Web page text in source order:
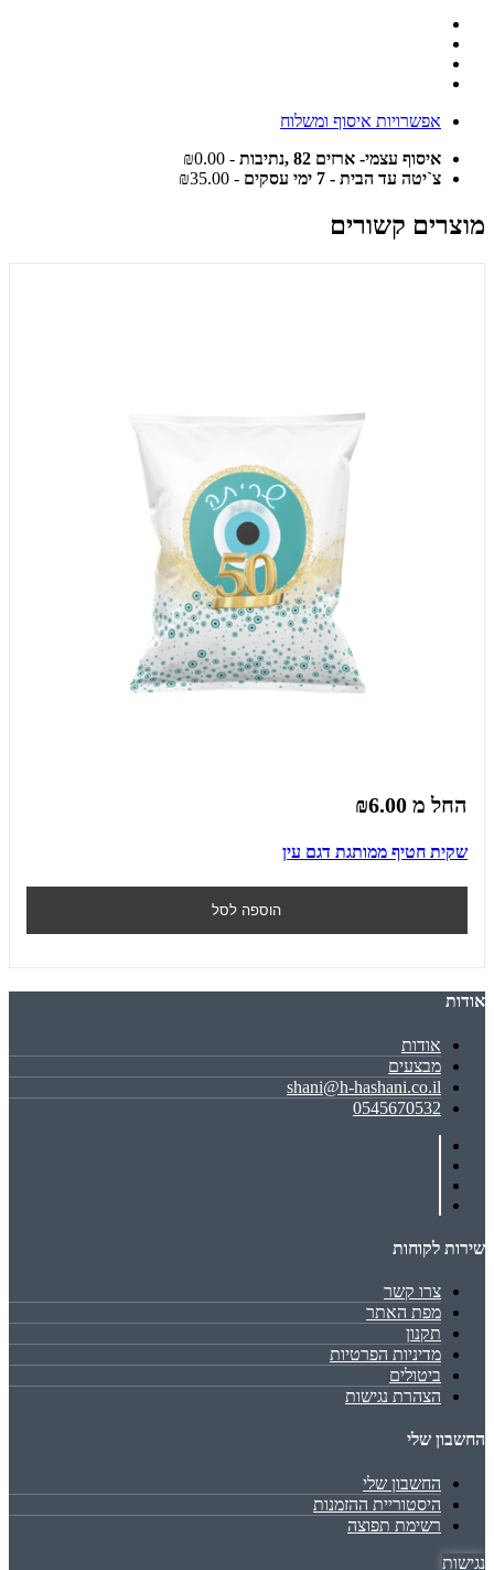
אפשרויות איסוף ומשלוח
איסוף עצמי- ארזים 82 ,נתיבות
- ₪0.00
צ`יטה עד הבית - 7 ימי עסקים
- ₪35.00
מוצרים קשורים
החל מ ₪6.00
שקית חטיף ממותגת דגם עין
הוספה לסל
אודות
אודות
מבצעים
shani@h-hashani.co.il
0545670532
שירות לקוחות
צרו קשר
מפת האתר
תקנון
מדיניות הפרטיות
ביטולים
הצהרת נגישות
החשבון שלי
החשבון שלי
היסטוריית ההזמנות
רשימת תפוצה
נגישות